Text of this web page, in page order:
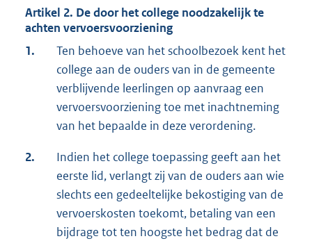
Artikel 2. De door het college noodzakelijk te
achten vervoersvoorziening
1.
Ten behoeve van het schoolbezoek kent het
college aan de ouders van in de gemeente
verblijvende leerlingen op aanvraag een
vervoersvoorziening toe met inachtneming
van het bepaalde in deze verordening.
2.
Indien het college toepassing geeft aan het
eerste lid, verlangt zij van de ouders aan wie
slechts een gedeeltelijke bekostiging van de
vervoerskosten toekomt, betaling van een
bijdrage tot ten hoogste het bedrag dat de